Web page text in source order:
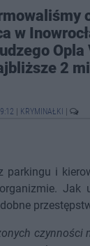
w
Opla
2
KRYMINAŁKI
parkingu i
Jak
czynności